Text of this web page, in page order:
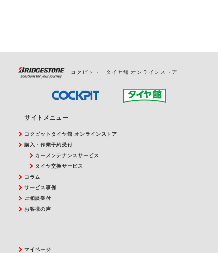
コクピット・タイヤ館 オンラインストア
サイトメニュー
コクピットタイヤ館 オンラインストア
購入・作業予約受付
カーメンテナンスサービス
タイヤ交換サービス
コラム
サービス事例
ご相談受付
お客様の声
マイページ